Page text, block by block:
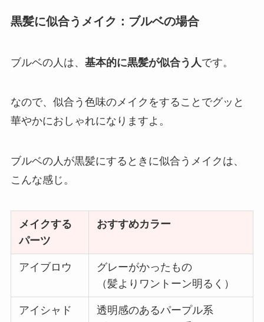
黒髪に似合うメイク：ブルベの場合
ブルベの人は、 基本的に黒髪が似合う人 です。
なので、似合う色味のメイクをすることでグッと
華やかにおしゃれになりますよ。
ブルベの人が黒髪にするときに似合うメイクは、
こんな感じ。
メイクする
パーツ
おすすめカラー
アイブロウ
グレーがかったもの
（髪よりワントーン明るく）
アイシャド
透明感のあるパープル系